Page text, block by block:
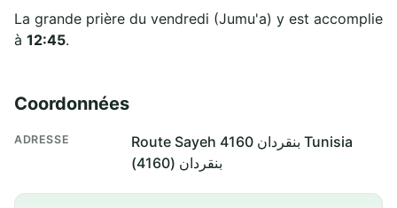
La grande prière du vendredi (Jumu'a) y est accomplie
à 12:45.
Coordonnées
ADRESSE
Route Sayeh 4160 بنقردان Tunisia
بنقردان (4160)